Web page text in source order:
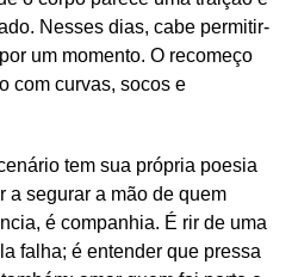
Nesses dias, cabe permitir-
um momento. O recomeço
com curvas, socos e
tem sua própria poesia
a segurar a mão de quem
é companhia. É rir de uma
falha; é entender que pressa